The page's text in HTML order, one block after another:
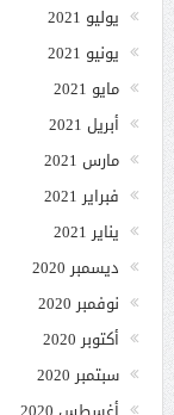
يوليو 2021
يونيو 2021
مايو 2021
أبريل 2021
مارس 2021
فبراير 2021
يناير 2021
ديسمبر 2020
نوفمبر 2020
أكتوبر 2020
سبتمبر 2020